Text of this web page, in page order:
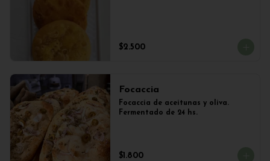
$2.500
Focaccia
Focaccia de aceitunas y oliva.
Fermentado de 24 hs.
$1.800